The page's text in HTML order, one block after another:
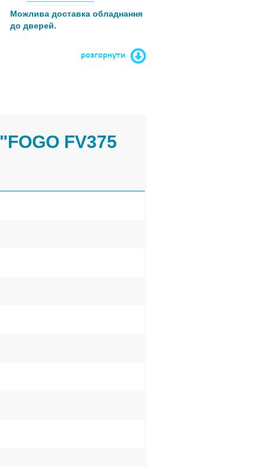
Можлива доставка обладнання
до дверей.
розгорнути
FV375